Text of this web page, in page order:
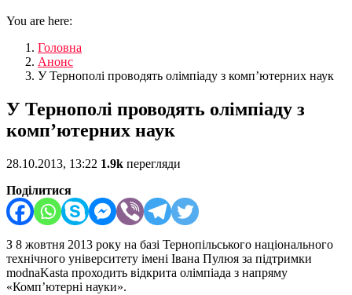
You are here:
Головна
Анонс
У Тернополі проводять олімпіаду з комп’ютерних наук
У Тернополі проводять олімпіаду з
комп’ютерних наук
28.10.2013, 13:22 1.9k перегляди
Поділитися
З 8 жовтня 2013 року на базі Тернопільського національного
технічного університету імені Івана Пулюя за підтримки
modnaKasta проходить відкрита олімпіада з напряму
«Комп’ютерні науки».